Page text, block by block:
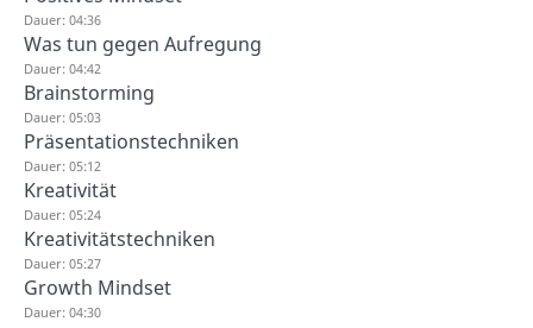
Dauer: 04:36
Was tun gegen Aufregung
Dauer: 04:42
Brainstorming
Dauer: 05:03
Präsentationstechniken
Dauer: 05:12
Kreativität
Dauer: 05:24
Kreativitätstechniken
Dauer: 05:27
Growth Mindset
Dauer: 04:30